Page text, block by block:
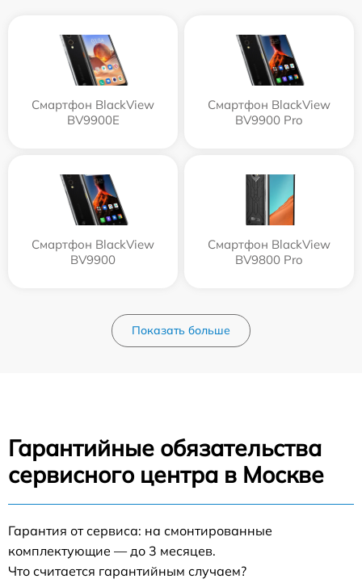
Смартфон BlackView
BV9900E
Смартфон BlackView
BV9900 Pro
Смартфон BlackView
BV9900
Смартфон BlackView
BV9800 Pro
Показать больше
Гарантийные обязательства
сервисного центра в Москве
Гарантия от сервиса: на смонтированные
комплектующие — до 3 месяцев.
Что считается гарантийным случаем?